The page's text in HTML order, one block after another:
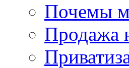
Почемы
Продажа